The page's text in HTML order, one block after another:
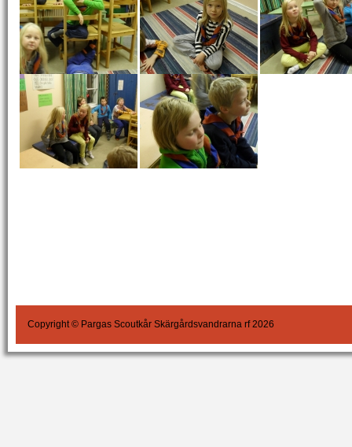
Copyright © Pargas Scoutkår Skärgårdsvandrarna rf 2026